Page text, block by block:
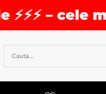
⚡⚡⚡ –